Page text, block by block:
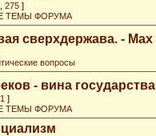
275 ]
ТЕМЫ ФОРУМА
сверхдержава. - Max
вопросы
- вина государства
]
ТЕМЫ ФОРУМА